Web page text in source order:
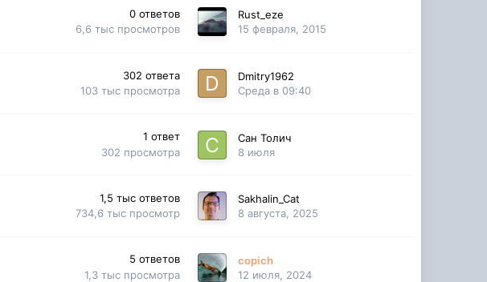
0 ответов
6,6 тыс просмотров
Rust_eze
15 февраля, 2015
302 ответа
103 тыс просмотра
Dmitry1962
Среда в 09:40
1 ответ
302 просмотра
Сан Толич
8 июля
1,5 тыс ответов
734,6 тыс просмотр
Sakhalin_Cat
8 августа, 2025
5 ответов
1,3 тыс просмотра
copich
12 июля, 2024